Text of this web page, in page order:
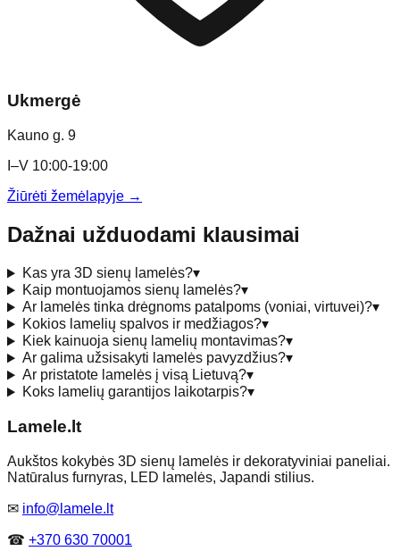
Ukmergė
Kauno g. 9
I–V 10:00-19:00
Žiūrėti žemėlapyje →
Dažnai užduodami klausimai
Kas yra 3D sienų lamelės?▾
Kaip montuojamos sienų lamelės?▾
Ar lamelės tinka drėgnoms patalpoms (voniai, virtuvei)?▾
Kokios lamelių spalvos ir medžiagos?▾
Kiek kainuoja sienų lamelių montavimas?▾
Ar galima užsisakyti lamelės pavyzdžius?▾
Ar pristatote lamelės į visą Lietuvą?▾
Koks lamelių garantijos laikotarpis?▾
Lamele.lt
Aukštos kokybės 3D sienų lamelės ir dekoratyviniai paneliai.
Natūralus furnyras, LED lamelės, Japandi stilius.
✉ info@lamele.lt
☎ +370 630 70001